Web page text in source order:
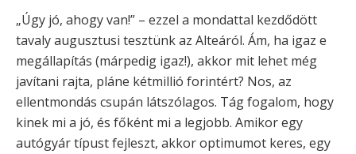
„Úgy jó, ahogy van!” – ezzel a mondattal kezdődött
tavaly augusztusi tesztünk az Alteáról. Ám, ha igaz e
megállapítás (márpedig igaz!), akkor mit lehet még
javítani rajta, pláne kétmillió forintért? Nos, az
ellentmondás csupán látszólagos. Tág fogalom, hogy
kinek mi a jó, és főként mi a legjobb. Amikor egy
autógyár típust fejleszt, akkor optimumot keres, egy